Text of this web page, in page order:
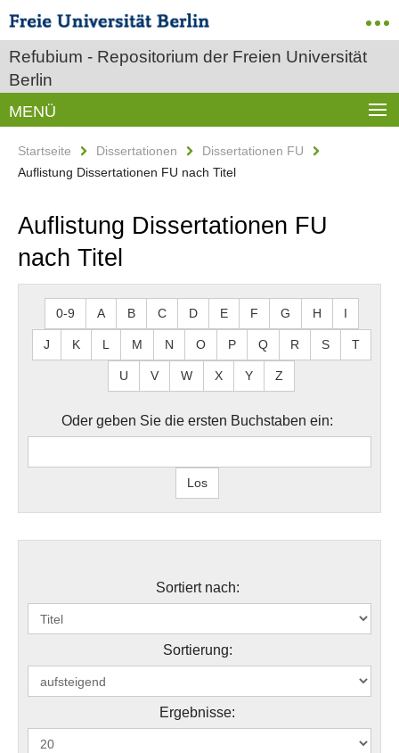
Refubium - Repositorium der Freien Universität
Berlin
MENÜ
Startseite Dissertationen
Dissertationen FU
Auflistung Dissertationen FU nach Titel
Auflistung Dissertationen FU
nach Titel
0-9 A B C D E F G H I
J K L M N O P Q R S T
U V W X Y Z
Oder geben Sie die ersten Buchstaben ein:
Sortiert nach:
Sortierung:
Ergebnisse: